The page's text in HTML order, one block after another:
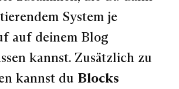
System je
auf deinem Blog
kannst. Zusätzlich zu
kannst du Blocks